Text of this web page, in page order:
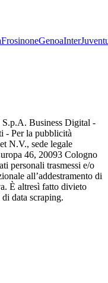
FrosinoneGenoaInter
Business Digital -
- Per la pubblicità
N.V., sede legale
46, 20093 Cologno
personali trasmessi e/o
all’addestramento di
È altresì fatto divieto
data scraping.